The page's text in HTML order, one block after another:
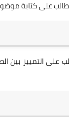
على كتابة
التمييز بين